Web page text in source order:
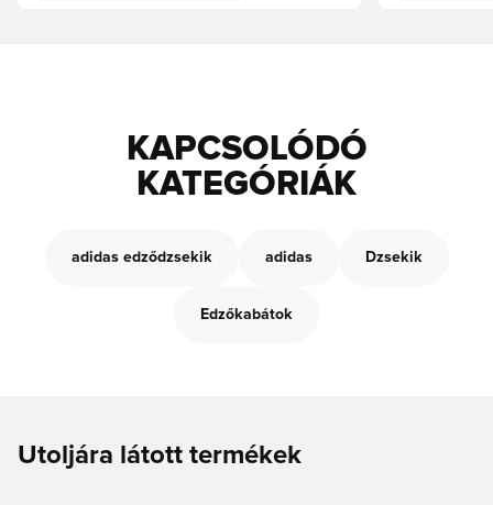
KAPCSOLÓDÓ
KATEGÓRIÁK
adidas edződzsekik adidas Dzsekik
Edzőkabátok
Utoljára látott termékek